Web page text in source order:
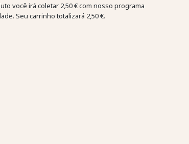
você irá coletar 2,50 €com nosso programa
Seu carrinho totalizará 2,50 €.